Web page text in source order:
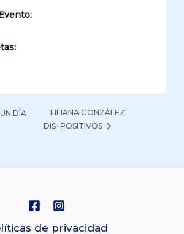
DÍA
LILIANA GONZÁLEZ:
DIS+POSITIVOS
de privacidad